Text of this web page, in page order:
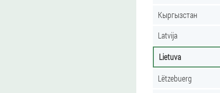
Кыргызстан
Latvija
Lietuva
Lëtzebuerg